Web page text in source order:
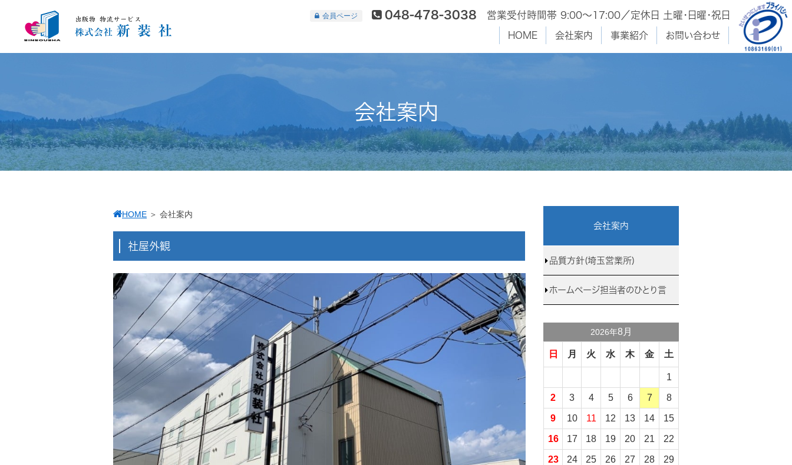
048-478-3038 営業受付時間帯 9:00〜17:00／定休日 土曜･日曜・祝日
HOME 会社案内 事業紹介 お問い合わせ
会員ページ
会社案内
HOME ＞ 会社案内
社屋外観
会社案内
品質方針(埼玉営業所)
ホームページ担当者のひとり言
2026年8月
日 月 火 水 木 金 土
1
2 3 4 5 6 7 8
9 10 11 12 13 14 15
16 17 18 19 20 21 22
23 24 25 26 27 28 29